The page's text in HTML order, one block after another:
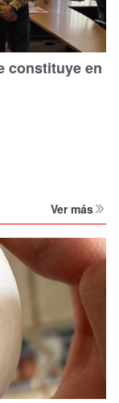
constituye en
Ver más